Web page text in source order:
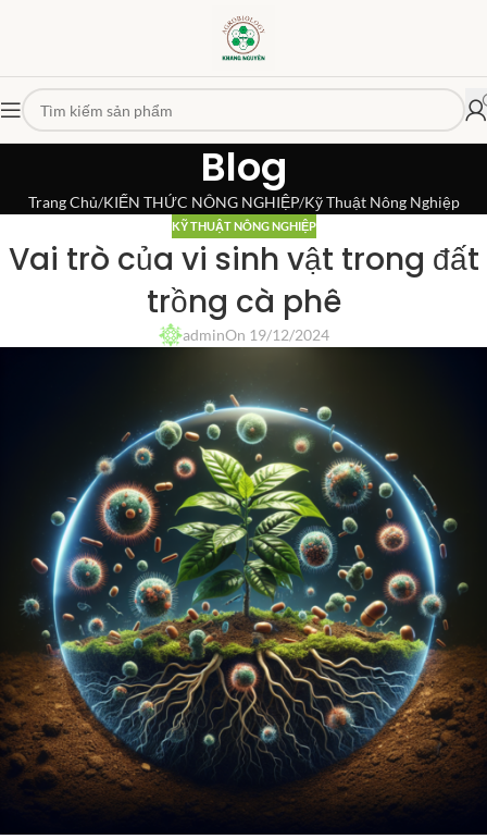
Blog
Trang Chủ KIẾN THỨC NÔNG NGHIỆP Kỹ Thuật Nông Nghiệp
KỸ THUẬT NÔNG NGHIỆP
Vai trò của vi sinh vật trong đất
trồng cà phê
adminOn 19/12/2024